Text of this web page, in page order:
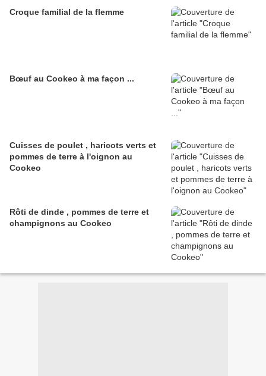
Croque familial de la flemme
Bœuf au Cookeo à ma façon ...
Cuisses de poulet , haricots verts et
pommes de terre à l'oignon au
Cookeo
Rôti de dinde , pommes de terre et
champignons au Cookeo